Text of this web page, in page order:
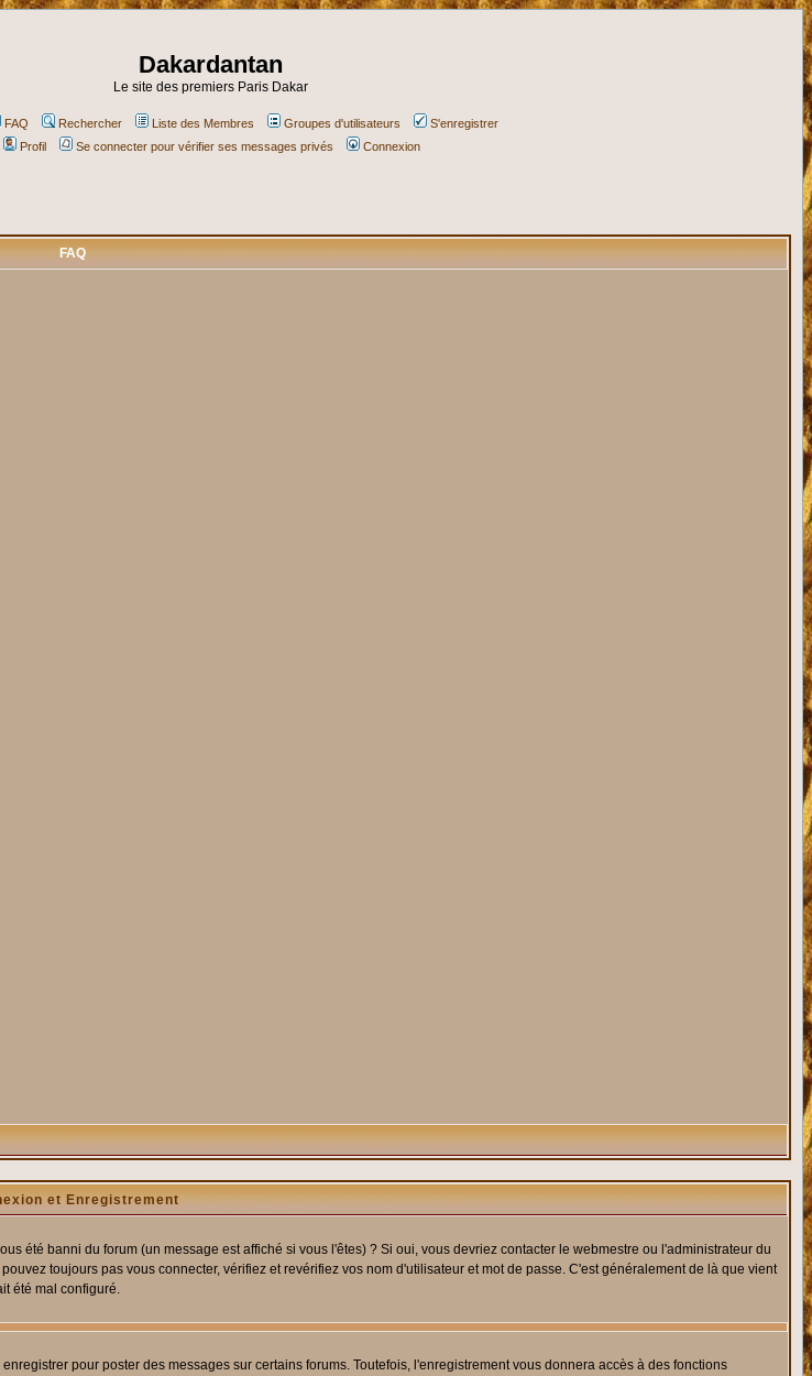
Dakardantan
Le site des premiers Paris Dakar
FAQ Rechercher Liste des Membres Groupes d'utilisateurs
S'enregistrer
Profil
Se connecter pour vérifier ses messages privés Connexion
FAQ
et Enregistrement
été banni du forum (un message est affiché si vous l'êtes) ? Si oui, vous devriez contacter le webmestre ou l'administrateur du
toujours pas vous connecter, vérifiez et revérifiez vos nom d'utilisateur et mot de passe. C'est généralement de là que vient
été mal configuré.
pour poster des messages sur certains forums. Toutefois, l'enregistrement vous donnera accès à des fonctions